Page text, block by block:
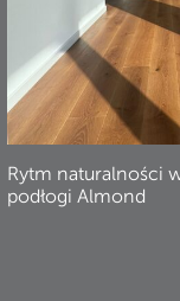
Rytm naturalności
podłogi Almond